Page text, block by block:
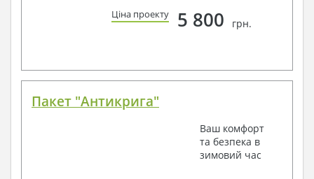
Ціна проекту 5 800 грн.
Пакет "Антикрига"
Ваш комфорт
та безпека в
зимовий час